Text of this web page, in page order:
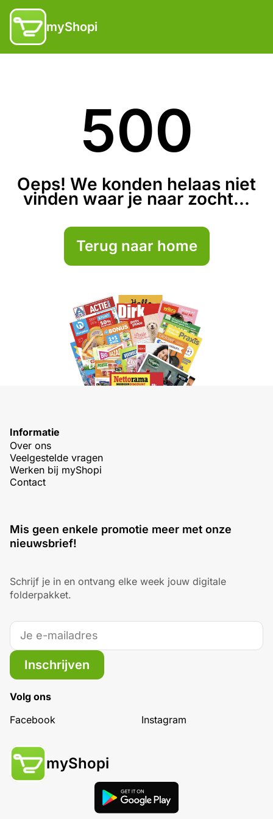
myShopi
500
Oeps! We konden helaas niet
vinden waar je naar zocht...
Terug naar home
Informatie
Over ons
Veelgestelde vragen
Werken bij myShopi
Contact
Mis geen enkele promotie meer met onze
nieuwsbrief!
Schrijf je in en ontvang elke week jouw digitale
folderpakket.
Inschrijven
Volg ons
Facebook
Instagram
myShopi